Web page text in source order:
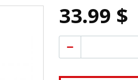
33.99 $